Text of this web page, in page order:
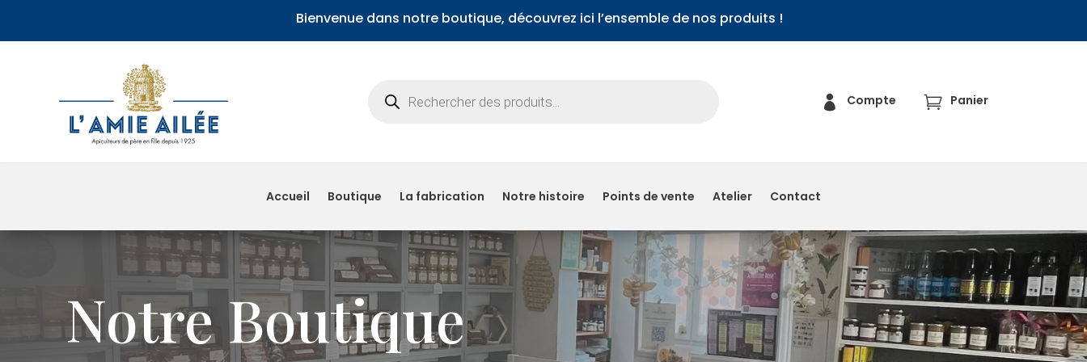
Bienvenue dans notre boutique, découvrez ici l’ensemble de nos produits !
produits  Compte  Panier
Accueil Boutique La fabrication Notre histoire Points de vente Atelier Contact
Notre Boutique